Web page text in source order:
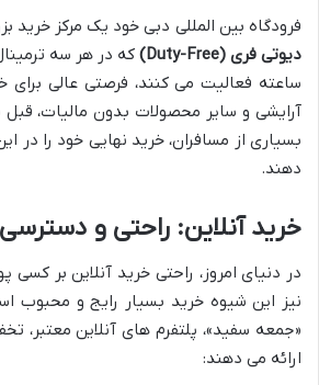
فرودگاه بین المللی دبی خود یک مرکز
دیوتی فری (Duty-Free)
ساعته فعالیت می کنند، فرصتی عالی برای
آرایشی و سایر محصولات بدون مالیات، قبل
بسیاری از مسافران، خرید نهایی خود را در
دهند.
خرید آنلاین: راحتی و
در دنیای امروز، راحتی خرید آنلاین بر
نیز این شیوه خرید بسیار رایج و محبوب
«جمعه سفید»، پلتفرم های آنلاین معتبر،
ارائه می دهند: